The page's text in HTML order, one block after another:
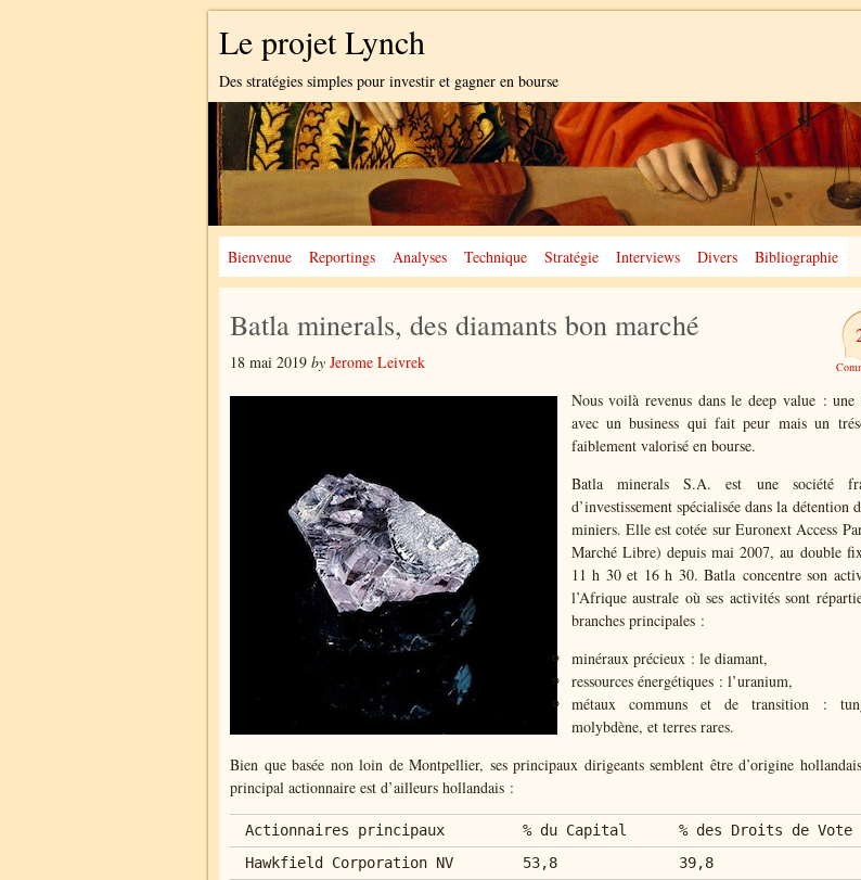
Le projet Lynch
Des stratégies simples pour investir et gagner en bourse
Bienvenue Reportings Analyses Technique Stratégie Interviews Divers Bibliographie
Batla minerals, des diamants bon marché
18 mai 2019 by Jerome Leivrek
Nous voilà revenus dans le deep value : une
avec un business qui fait peur mais un
faiblement valorisé en bourse.
Batla minerals S.A. est une société
d’investissement spécialisée dans la détention
miniers. Elle est cotée sur Euronext Access
Marché Libre) depuis mai 2007, au double
11 h 30 et 16 h 30. Batla concentre son
l’Afrique australe où ses activités sont
branches principales :
minéraux précieux : le diamant,
ressources énergétiques : l’uranium,
métaux communs et de transition :
molybdène, et terres rares.
Bien que basée non loin de Montpellier, ses principaux dirigeants semblent être d’origine
principal actionnaire est d’ailleurs hollandais :
Actionnaires principaux % du Capital
% des Droits de Vote
Hawkfield Corporation NV
53,8
39,8